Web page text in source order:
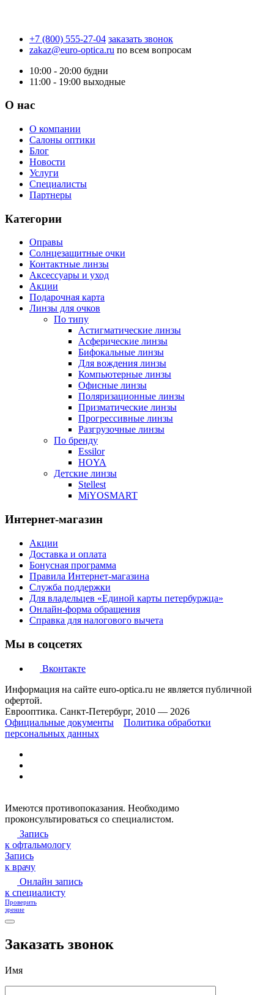
+7 (800) 555-27-04 заказать звонок
zakaz@euro-optica.ru по всем вопросам
10:00 - 20:00 будни
11:00 - 19:00 выходные
О нас
О компании
Салоны оптики
Блог
Новости
Услуги
Специалисты
Партнеры
Категории
Оправы
Солнцезащитные очки
Контактные линзы
Аксессуары и уход
Акции
Подарочная карта
Линзы для очков
По типу
Астигматические линзы
Асферические линзы
Бифокальные линзы
Для вождения линзы
Компьютерные линзы
Офисные линзы
Поляризационные линзы
Призматические линзы
Прогрессивные линзы
Разгрузочные линзы
По бренду
Essilor
HOYA
Детские линзы
Stellest
MiYOSMART
Интернет-магазин
Акции
Доставка и оплата
Бонусная программа
Правила Интернет-магазина
Служба поддержки
Для владельцев «Единой карты петербуржца»
Онлайн-форма обращения
Справка для налогового вычета
Мы в соцсетях
Вконтакте
Информация на сайте euro-optica.ru не является публичной
офертой.
Еврооптика. Санкт-Петербург, 2010 — 2026
Официальные документы
Политика обработки
персональных данных
Имеются противопоказания. Необходимо
проконсультироваться со специалистом.
Запись
к офтальмологу
Запись
к врачу
Онлайн запись
к специалисту
Проверить
зрение
Заказать звонок
Имя